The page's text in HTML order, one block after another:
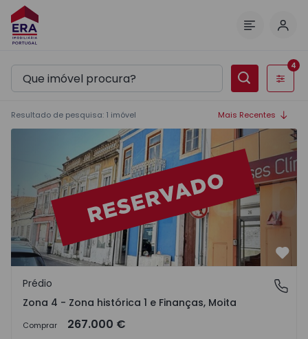
Filtros
4
Resultado de pesquisa: 1 imóvel Mais Recentes
Andar Moradia T2 Moita - 1487614 - 19
Zona 4 - Zona histórica 1 e Finanças, Moita
Prédio
Zona 4 - Zona histórica 1 e Finanças, Moita
Comprar 267.000 €